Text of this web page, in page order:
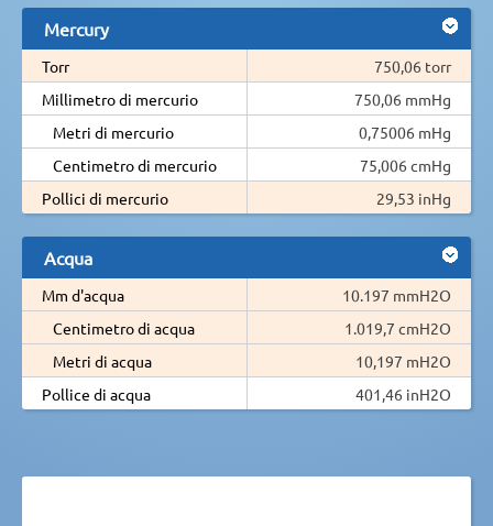
Mercury
Torr
750,06 torr
Millimetro di mercurio
750,06 mmHg
Metri di mercurio
0,75006 mHg
Centimetro di mercurio
75,006 cmHg
Pollici di mercurio
29,53 inHg
Acqua
Mm d'acqua
10.197 mmH2O
Centimetro di acqua
1.019,7 cmH2O
Metri di acqua
10,197 mH2O
Pollice di acqua
401,46 inH2O